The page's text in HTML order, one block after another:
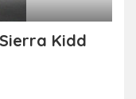
Kidd